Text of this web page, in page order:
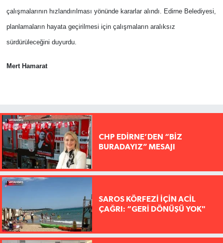
çalışmalarının hızlandırılması yönünde kararlar alındı. Edirne Belediyesi,
planlamaların hayata geçirilmesi için çalışmaların aralıksız
sürdürüleceğini duyurdu.
Mert Hamarat
CHP EDİRNE’DEN “BİZ
BURADAYIZ” MESAJI
SAROS KÖRFEZİ İÇİN ACİL
ÇAĞRI: “GERİ DÖNÜŞÜ YOK"